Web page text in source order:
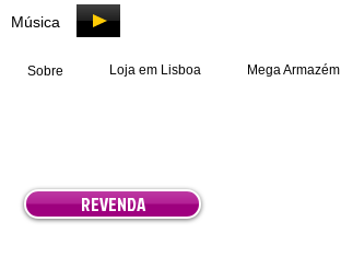
Música
Sobre Loja em Lisboa Mega Armazém
REVENDA